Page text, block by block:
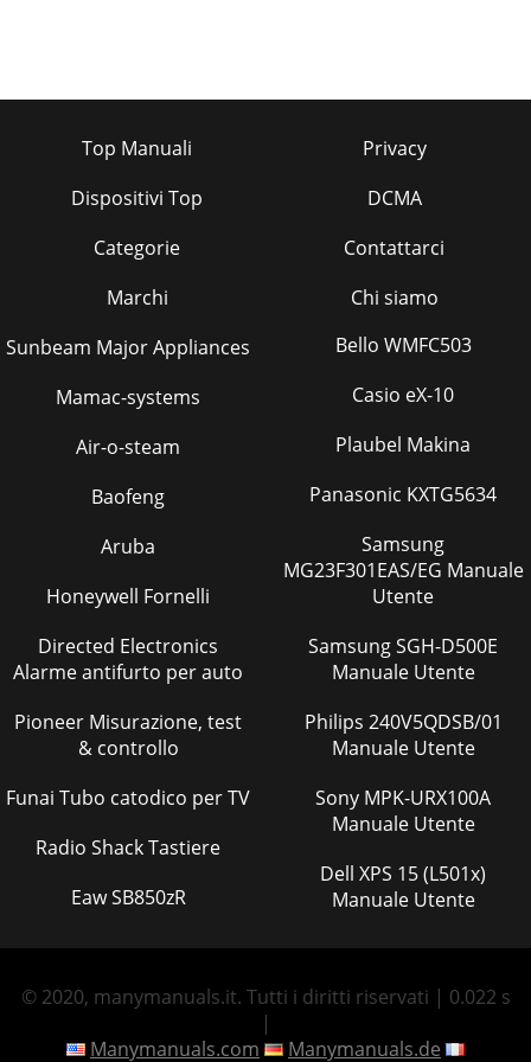
Top Manuali
Dispositivi Top
Categorie
Marchi
Privacy
DCMA
Contattarci
Chi siamo
Sunbeam Major Appliances
Mamac-systems
Air-o-steam
Baofeng
Aruba
Honeywell Fornelli
Directed Electronics
Alarme antifurto per auto
Pioneer Misurazione, test
& controllo
Funai Tubo catodico per TV
Radio Shack Tastiere
Eaw SB850zR
Bello WMFC503
Casio eX-10
Plaubel Makina
Panasonic KXTG5634
Samsung
MG23F301EAS/EG Manuale
Utente
Samsung SGH-D500E
Manuale Utente
Philips 240V5QDSB/01
Manuale Utente
Sony MPK-URX100A
Manuale Utente
Dell XPS 15 (L501x)
Manuale Utente
© 2020, manymanuals.it. Tutti i diritti riservati | 0.022 s
|
Manymanuals.com
Manymanuals.de